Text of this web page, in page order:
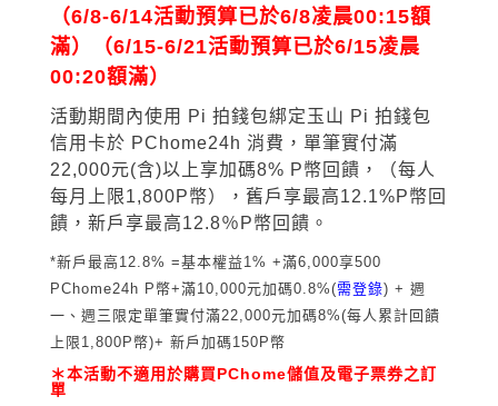
（6/8-6/14活動預算已於6/8凌晨00:15額
滿）
（6/15-6/21活動預算已於6/15凌晨
00:20額滿）
活動期間內使用 Pi 拍錢包綁定玉山 Pi 拍錢包
信用卡於 PChome24h 消費，單筆實付滿
22,000元(含)以上享加碼8% P幣回饋，（每人
每月上限1,800P幣），舊戶享最高12.1%P幣回
饋，新戶享最高12.8％P幣回饋。
*新戶最高12.8% =基本權益1% +滿6,000享500
PChome24h P幣+滿10,000元加碼0.8%(需登錄) + 週
一、週三 限定單筆實付滿22,000元加碼8%(每人累計回饋
上限1,800P幣)+ 新戶加碼150P幣
＊本活動不適用於購買PChome儲值及電子票券之訂
單